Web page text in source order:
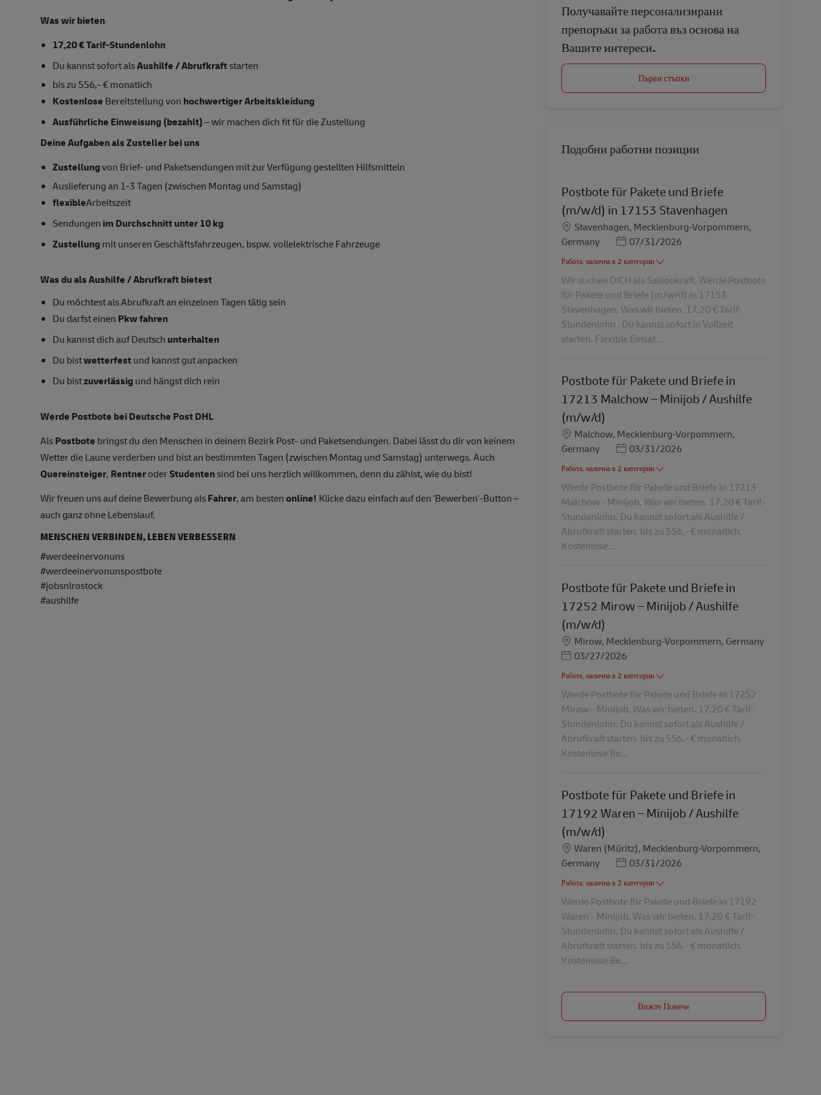
Was wir bieten
17,20 € Tarif-Stundenlohn
Du kannst sofort alsAushilfe / Abrufkraftstarten
bis zu 556,- € monatlich
Kostenlose Bereitstellung von hochwertiger Arbeitskleidung
Ausführliche Einweisung (bezahlt)– wir machen dich fit für die Zustellung
Deine Aufgaben als Zusteller bei uns
Zustellungvon Brief- und Paketsendungen mit zur Verfügung gestellten Hilfsmitteln
Auslieferung an 1-3 Tagen (zwischen Montag und Samstag)
flexibleArbeitszeit
Sendungen im Durchschnitt unter 10 kg
Zustellung mit unseren Geschäftsfahrzeugen, bspw. vollelektrische Fahrzeuge
Was du als Aushilfe / Abrufkraft bietest
Du möchtest als Abrufkraft an einzelnen Tagen tätig sein
Du darfst einen Pkw fahren
Du kannst dich auf Deutsch unterhalten
Du bistwetterfestund kannst gut anpacken
Du bistzuverlässig und hängst dich rein
Werde Postbote bei Deutsche Post DHL
AlsPostbote bringst du den Menschen in deinem Bezirk Post- und Paketsendungen. Dabei lässt du dir von keinem
Wetter die Laune verderben und bist an bestimmten Tagen (zwischen Montag und Samstag) unterwegs. Auch
Quereinsteiger, RentneroderStudentensind bei uns herzlich willkommen, denn du zählst, wie du bist!
Wir freuen uns auf deine Bewerbung alsFahrer, am bestenonline! Klicke dazu einfach auf den 'Bewerben'-Button –
auch ganz ohne Lebenslauf.
MENSCHEN VERBINDEN, LEBEN VERBESSERN
#werdeeinervonuns
#werdeeinervonunspostbote
#jobsnlrostock
#aushilfe
Получавайте персонализирани
препоръки за работа въз основа на
Вашите интереси.
Първи стъпки
Подобни работни позиции
Postbote für Pakete und Briefe
(m/w/d) in 17153 Stavenhagen
Местоположение
Stavenhagen, Mecklenburg-Vorpommern,
Germany
Posted Date
07/31/2026
Работа, налична в 2 категории
Wir suchen DICH als Saisonkraft. Werde Postbote
für Pakete und Briefe (m/w/d) in 17153
Stavenhagen. Was wir bieten. 17,20 € Tarif-
Stundenlohn . Du kannst sofort in Vollzeit
starten. Flexible Einsat...
Postbote für Pakete und Briefe in
17213 Malchow – Minijob / Aushilfe
(m/w/d)
Местоположение
Malchow, Mecklenburg-Vorpommern,
Germany
Posted Date
03/31/2026
Работа, налична в 2 категории
Werde Postbote für Pakete und Briefe in 17213
Malchow - Minijob. Was wir bieten. 17,20 € Tarif-
Stundenlohn. Du kannst sofort als Aushilfe /
Abrufkraft starten. bis zu 556,- € monatlich.
Kostenlose ...
Postbote für Pakete und Briefe in
17252 Mirow – Minijob / Aushilfe
(m/w/d)
Местоположение
Mirow, Mecklenburg-Vorpommern, Germany
Posted Date
03/27/2026
Работа, налична в 2 категории
Werde Postbote für Pakete und Briefe in 17252
Mirow - Minijob. Was wir bieten. 17,20 € Tarif-
Stundenlohn. Du kannst sofort als Aushilfe /
Abrufkraft starten. bis zu 556,- € monatlich.
Kostenlose Be...
Postbote für Pakete und Briefe in
17192 Waren – Minijob / Aushilfe
(m/w/d)
Местоположение
Waren (Müritz), Mecklenburg-Vorpommern,
Germany
Posted Date
03/31/2026
Работа, налична в 2 категории
Werde Postbote für Pakete und Briefe in 17192
Waren - Minijob. Was wir bieten. 17,20 € Tarif-
Stundenlohn. Du kannst sofort als Aushilfe /
Abrufkraft starten. bis zu 556,- € monatlich.
Kostenlose Be...
Вижте Повече